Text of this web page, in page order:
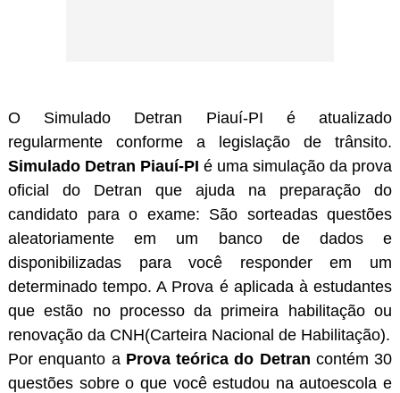
O Simulado Detran Piauí-PI é atualizado
regularmente conforme a legislação de trânsito.
Simulado Detran Piauí-PI é uma simulação da prova
oficial do Detran que ajuda na preparação do
candidato para o exame: São sorteadas questões
aleatoriamente em um banco de dados e
disponibilizadas para você responder em um
determinado tempo. A Prova é aplicada à estudantes
que estão no processo da primeira habilitação ou
renovação da CNH(Carteira Nacional de Habilitação).
Por enquanto a Prova teórica do Detran contém 30
questões sobre o que você estudou na autoescola e